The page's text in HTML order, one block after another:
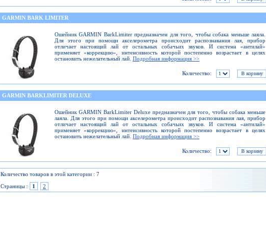
GARMIN BARK LIMITER
Ошейник GARMIN BarkLimiter предназначен для того, чтобы собака меньше лаяла.
Для этого при помощи акселерометра происходит распознавания лая, прибор
отличает настоящий лай от остальных собачьих звуков. И система «антилай»
применяет «коррекцию», интенсивность которой постепенно возрастает в целях
остановить нежелательный лай. Подробная информация >>
Количество:
GARMIN BARKLIMITER DELUXE
Ошейник GARMIN BarkLimiter Deluxe предназначен для того, чтобы собака меньше
лаяла. Для этого при помощи акселерометра происходит распознавания лая, прибор
отличает настоящий лай от остальных собачьих звуков. И система «антилай»
применяет «коррекцию», интенсивность которой постепенно возрастает в целях
остановить нежелательный лай. Подробная информация >>
Количество:
Количество товаров в этой категории : 7
Страницы :
1 2